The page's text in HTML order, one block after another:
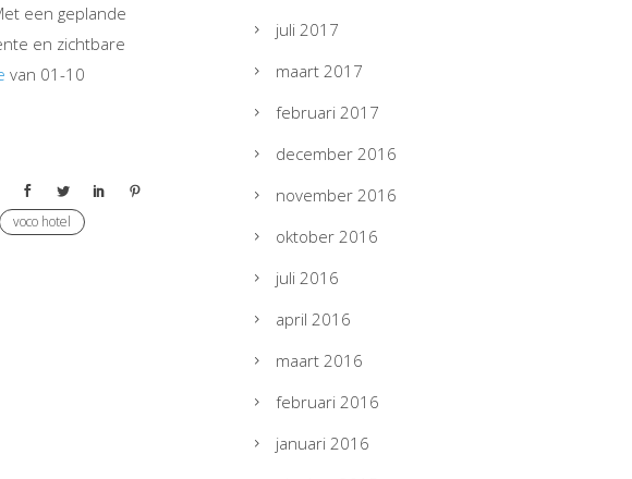
een geplande
en zichtbare
van 01-10
voco hotel
juli 2017
maart 2017
februari 2017
december 2016
november 2016
oktober 2016
juli 2016
april 2016
maart 2016
februari 2016
januari 2016